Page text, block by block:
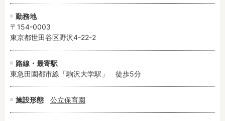
勤務地
〒154-0003
東京都世田谷区野沢4-22-2
路線・最寄駅
東急田園都市線「駒沢大学駅」　徒歩5分
施設形態 公立保育園